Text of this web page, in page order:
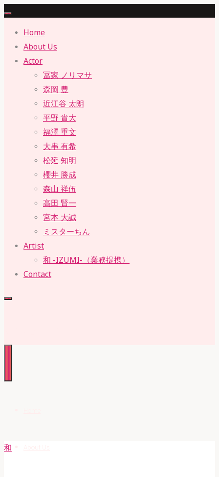
Skip
contentHome
About Us
Actor
冨家 ノリマサ
森岡 豊
近江谷 太朗
平野 貴大
福澤 重文
大串 有希
松延 知明
櫻井 勝成
森山 祥伍
高田 賢一
宮本 大誠
ミスターちん
Artist
和 -IZUMI-（業務提携）
Contact
和